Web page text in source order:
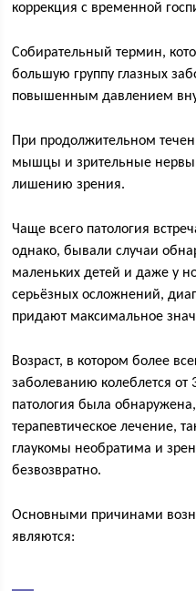
коррекция с временной
Собирательный термин,
большую группу глазных
повышенным давлением
При продолжительном
мышцы и зрительные
лишению зрения.
Чаще всего патология
однако, бывали случаи
маленьких детей и даже у
серьёзных осложнений,
придают максимальное
Возраст, в котором более
заболеванию колеблется от
патология была
терапевтическое лечение,
глаукомы необратима и
безвозвратно.
Основными причинами
являются: